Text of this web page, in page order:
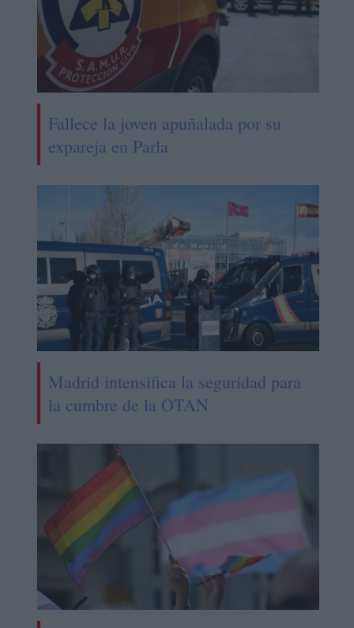
Fallece la joven apuñalada por su
expareja en Parla
Madrid intensifica la seguridad para
la cumbre de la OTAN